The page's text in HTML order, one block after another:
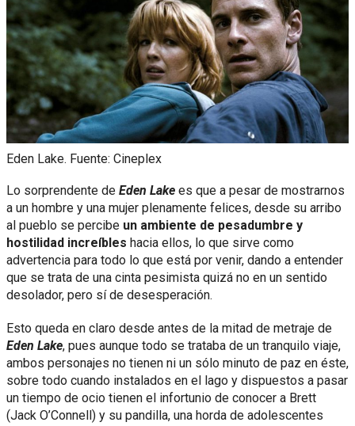
Eden Lake. Fuente: Cineplex
Lo sorprendente de Eden Lake es que a pesar de mostrarnos
a un hombre y una mujer plenamente felices, desde su arribo
al pueblo se percibe un ambiente de pesadumbre y
hostilidad increíbles hacia ellos, lo que sirve como
advertencia para todo lo que está por venir, dando a entender
que se trata de una cinta pesimista quizá no en un sentido
desolador, pero sí de desesperación.
Esto queda en claro desde antes de la mitad de metraje de
Eden Lake, pues aunque todo se trataba de un tranquilo viaje,
ambos personajes no tienen ni un sólo minuto de paz en éste,
sobre todo cuando instalados en el lago y dispuestos a pasar
un tiempo de ocio tienen el infortunio de conocer a Brett
(Jack O’Connell) y su pandilla, una horda de adolescentes